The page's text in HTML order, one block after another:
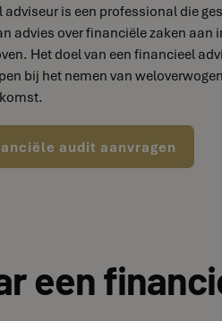
adviseur is een professional die
advies over financiële zaken aan
Het doel van een financieel
bij het nemen van
audit aanvragen
een